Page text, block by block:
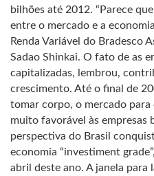
bilhões até 2012. “Parece
entre o mercado e a
Renda Variável do Bradesco
Sadao Shinkai. O fato de as
capitalizadas, lembrou,
crescimento. Até o final de
tomar corpo, o mercado
muito favorável às empresas
perspectiva do Brasil
economia “investiment
abril deste ano. A janela